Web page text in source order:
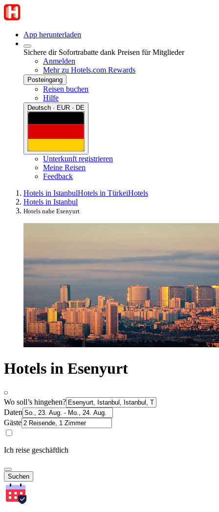
App herunterladen
Sichere dir Sofortrabatte dank Preisen für Mitglieder
Anmelden
Mehr zu Hotels.com Rewards
Posteingang
Reisen buchen
Hilfe
Deutsch · EUR · DE
Unterkunft registrieren
Meine Reisen
Feedback
Hotels in IstanbulHotels in TürkeiHotels
Hotels in Istanbul
Hotels nahe Esenyurt
Hotels in Esenyurt
Wo soll’s hingehen?
Daten
Gäste
Ich reise geschäftlich
Suchen